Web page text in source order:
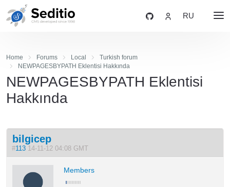
RU
Home Forums Local
Turkish forum
NEWPAGESBYPATH Eklentisi Hakkında
NEWPAGESBYPATH Eklentisi
Hakkında
bilgicep
#113 14-11-12 04:08 GMT
Members